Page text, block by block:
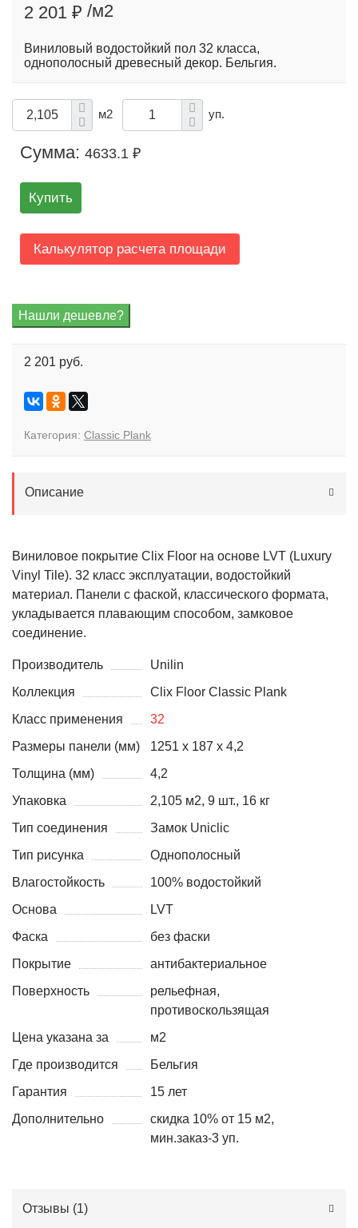
2 201 ₽ /м2
Виниловый водостойкий пол 32 класса,
однополосный древесный декор. Бельгия.
м2 уп.
Сумма: 4633.1 ₽
Купить
Калькулятор расчета площади
2 201 руб.
Категория: Classic Plank
Описание
Виниловое покрытие Clix Floor на основе LVT (Luxury
Vinyl Tile). 32 класс эксплуатации, водостойкий
материал. Панели с фаской, классического формата,
укладывается плавающим способом, замковое
соединение.
Производитель
Unilin
Коллекция
Clix Floor Classic Plank
Класс применения
32
Размеры панели (мм)
1251 x 187 x 4,2
Толщина (мм)
4,2
Упаковка
2,105 м2, 9 шт., 16 кг
Тип соединения
Замок Uniclic
Тип рисунка
Однополосный
Влагостойкость
100% водостойкий
Основа
LVT
Фаска
без фаски
Покрытие
антибактериальное
Поверхность
рельефная,
противоскользящая
Цена указана за
м2
Где производится
Бельгия
Гарантия
15 лет
Дополнительно
скидка 10% от 15 м2,
мин.заказ-3 уп.
Отзывы (1)